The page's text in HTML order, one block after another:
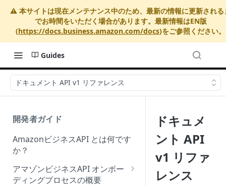
⚠️ 本サイトは現在メンテナンス中のため、最新の情報に更新される
でお時間をいただく場合があります。最新情報はEN版
(https://docs.business.amazon.com/docs)をご参照ください。
Guides
ドキュメント API v1 リファレンス
開発者ガイド
AmazonビジネスAPI とは何です
か？
アマゾンビジネスAPI オンボー
ディングプロセスの概要
ドキュメ
ント API
v1 リファ
レンス